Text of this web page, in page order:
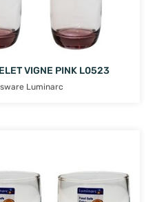
VIGNE PINK L0523
Luminarc